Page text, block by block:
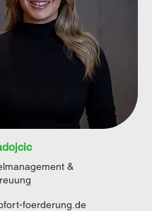
&
foerderung.de